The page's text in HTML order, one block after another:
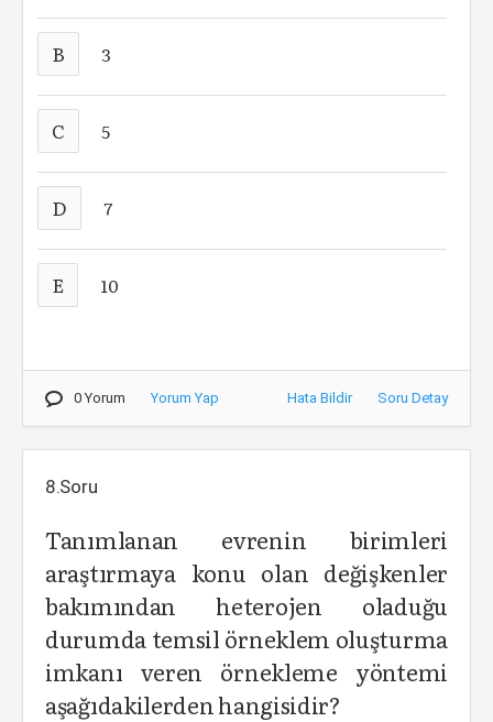
B 3
C 5
D 7
E 10
0 Yorum Yorum Yap Hata Bildir Soru Detay
8.Soru
Tanımlanan evrenin birimleri
araştırmaya konu olan değişkenler
bakımından heterojen oladuğu
durumda temsil örneklem oluşturma
imkanı veren örnekleme yöntemi
aşağıdakilerden hangisidir?